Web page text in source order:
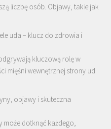
liczbę osób. Objawy, takie jak
uda – klucz do zdrowia i
kluczową rolę w
mięśni wewnętrznej strony ud.
objawy i skuteczna
dotknąć każdego,